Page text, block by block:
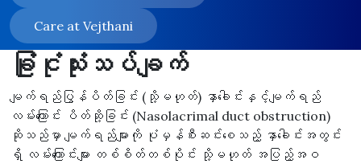
Care at Vejthani
ခြုံငုံသုံးသပ်ချက်
မျက်ရည်ပြွန်ပိတ်ခြင်း (သို့မဟုတ်) နှာခေါင်းနှင့်မျက်ရည်
လမ်းကြောင်း ပိတ်ဆို့ခြင်း (Nasolacrimal duct obstruction)
ဆိုသည်မှာ မျက်ရည်များကို ပုံမှန်စီးဆင်းစေသည့် နှာခေါင်းအတွင်း
ရှိ လမ်းကြောင်းများ တစ်စိတ်တစ်ပိုင်း သို့မဟုတ် အပြည့်အဝ